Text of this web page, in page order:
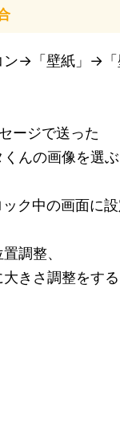
ン→「壁紙」→
ージで送った
んの画像を選ぶ
ク中の画面に
調整、
きさ調整をする